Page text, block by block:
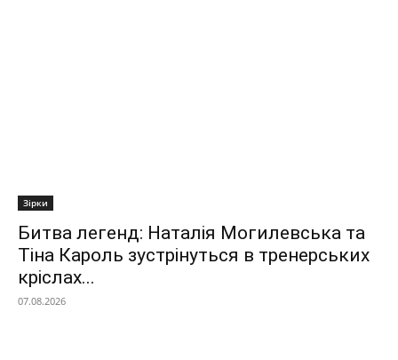
Зірки
Битва легенд: Наталія Могилевська та
Тіна Кароль зустрінуться в тренерських
кріслах...
07.08.2026